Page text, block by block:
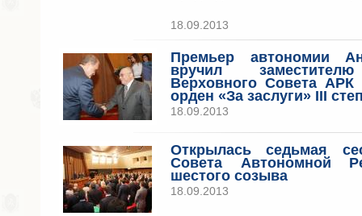
18.09.2013
Премьер автономии
вручил
Верховного Совета
орден «За заслуги» III
18.09.2013
Открылась седьмая
Совета Автономной
шестого созыва
18.09.2013